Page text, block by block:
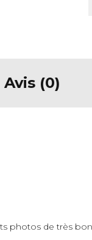
Avis (0)
photos de très